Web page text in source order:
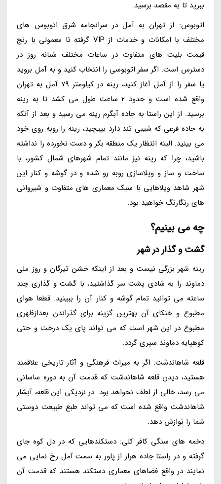
ببرید تا به مقصد برسید.
اتوبوس: از تهران به آمل در سرانجامه شرق اتوبوس های
مختلف با امکانات و خدمات از VIP گرفته تا معمولی با رنج
قیمت بلیت های متفاوت در ساعات مختلف شبانه روز در
دسترس است. اگر سفر اتوبوسی را انتخاب کنید و به آمل بروید
یا سفر را از آمل آغاز کنید، رینه در کیلومتر 79 آمل به تهران
واقع شده است و حدود 2 ساعت طول می کشد تا به رینه
برسید. از این راستا به جاده آبگرم رینه می رسید و بعد از آنکه
به جاده فرعی که شیبی تند دارد بپیچید، رینه را روبه روی خود
می بینید. البته انتظار یک منطقه بکر و دست نخورده را نداشته
باشید، چرا که رینه نیز مانند تمام شهرهای شمال کشور، با
ساخت و ساز و ویلاسازی روبه رو شده و در گوشه و کنار این
شهر شاهد ویلاهایی با سبک معماری های متفاوت و شیروانی
های رنگارنگ خواهید بود.
چه می بینیم؟
گشت و گذار در شهر
رینه شهر بزرگی نیست و بعد از اینکه جشن تیرگان و روز ملی
دماوند را به شادی پشت سر گذاشتید، با گشت و گذاری چند
ساعته می توانید تمام گوشه و کنار آن را ببینید. قطعا هوای
مطبوع و خنکای آن بهترین گزینه برای گذراندن بعدازظهری
مطبوع در این شهر است که می تواند پای یک درخت و حتی
کوهپایه دماوند سپری گردد.
قلعه شاهاندشت: اگر به میراث فرهنگی و آثار تاریخی علاقمند
هستید، دیدن قلعه شاهاندشت که قدمت آن به دوره ساسانی
می رسد، خالی از لطف نخواهد بود. در نزدیکی این قلعه، آبشار
شاهاندشت واقع شده است که می تواند طبع طبیعت دوستی
شما را نوازش دهد.
دخمه های سنگی کافر کلی: دستکندهایی که در دل کوه جای
گرفته و در راستا جاده هراز از پلور به سمت آمل رخ نمایی می
نمایند در واقع فضاهای معماری دستکند هستند که قدمت آن